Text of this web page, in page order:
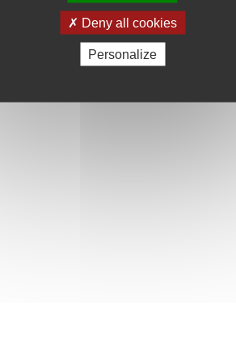
Deny all cookies
Personalize